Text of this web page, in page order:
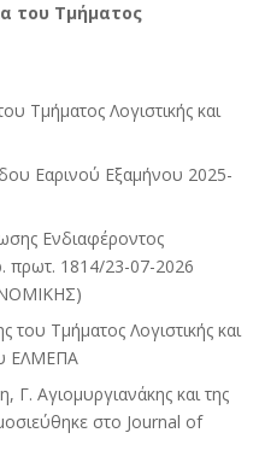
του Τμήματος
Τμήματος Λογιστικής και
Eαρινού Eξαμήνου 2025-
Ενδιαφέροντος
πρωτ. 1814/23-07-2026
Τμήματος Λογιστικής και
ΕΛΜΕΠΑ
Αγιομυργιανάκης και της
στο Journal of